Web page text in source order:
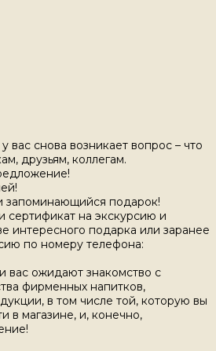
вас снова возникает вопрос – что
друзьям, коллегам.
запоминающийся подарок!
на экскурсию и
интересного подарка или заранее
по номеру телефона:
вас ожидают знакомство с
фирменных напитков,
в том числе той, которую вы
в магазине, и, конечно,